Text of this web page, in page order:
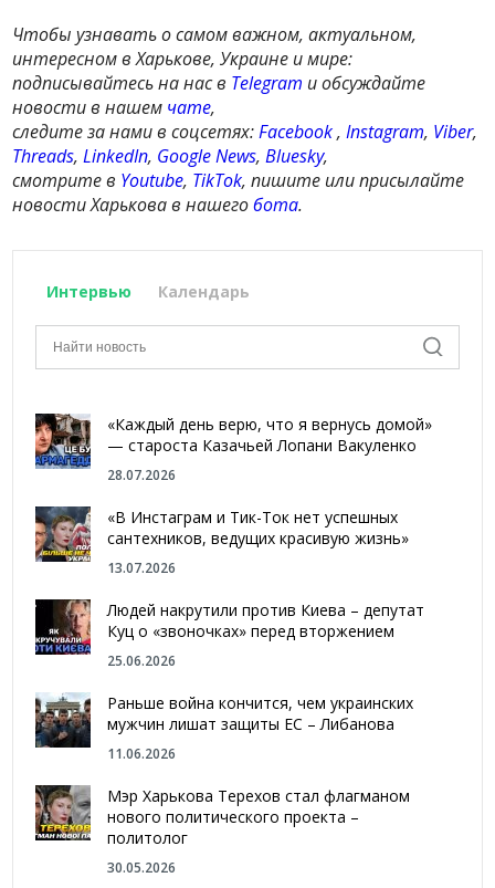
Чтобы узнавать о самом важном, актуальном,
интересном в Харькове, Украине и мире:
подписывайтесь на нас в Telegram и обсуждайте
новости в нашем чате,
следите за нами в соцсетях:Facebook,Instagram, Viber,
Threads,LinkedIn, Google News,Bluesky,
смотрите в Youtube, TikTok, пишите или присылайте
новости Харькова в нашегобота.
Интервью Календарь
«Каждый день верю, что я вернусь домой»
— староста Казачьей Лопани Вакуленко
28.07.2026
«В Инстаграм и Тик-Ток нет успешных
сантехников, ведущих красивую жизнь»
13.07.2026
Людей накрутили против Киева – депутат
Куц о «звоночках» перед вторжением
25.06.2026
Раньше война кончится, чем украинских
мужчин лишат защиты ЕС – Либанова
11.06.2026
Мэр Харькова Терехов стал флагманом
нового политического проекта –
политолог
30.05.2026